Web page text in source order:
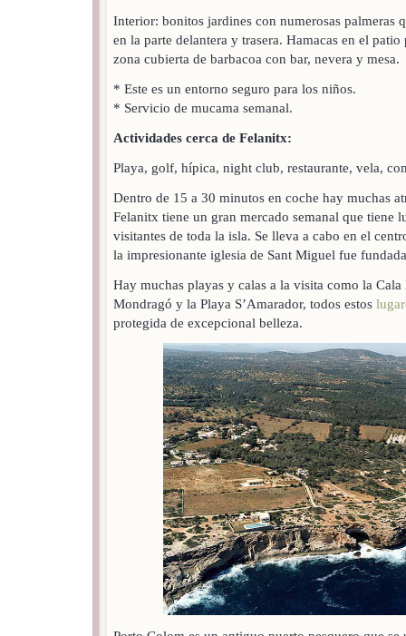
Interior: bonitos jardines con numerosas palmeras
en la parte delantera y trasera. Hamacas en el
zona cubierta de barbacoa con bar, nevera y mesa.
* Este es un entorno seguro para los niños.
* Servicio de mucama semanal.
Actividades cerca de Felanitx:
Playa, golf, hípica, night club, restaurante, vela,
Dentro de 15 a 30 minutos en coche hay muchas
Felanitx tiene un gran mercado semanal que tiene
visitantes de toda la isla. Se lleva a cabo en el
la impresionante iglesia de Sant Miguel fue
Hay muchas playas y calas a la visita como la Cala
Mondragó y la Playa S’Amarador, todos estos
protegida de excepcional belleza.